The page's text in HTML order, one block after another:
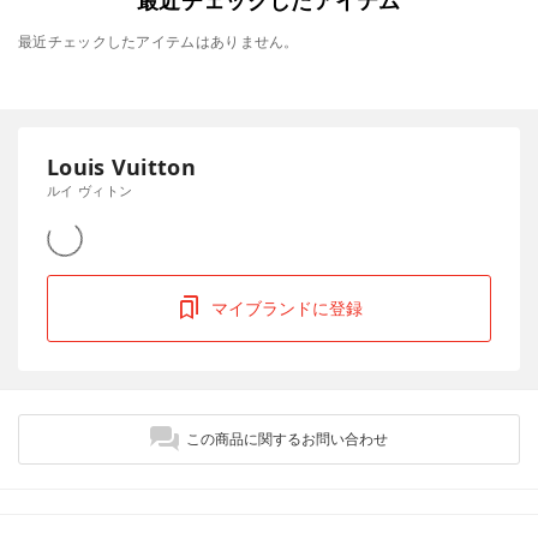
最近チェックしたアイテムはありません。
Louis Vuitton
ルイ ヴィトン
マイブランドに登録
この商品に関するお問い合わせ